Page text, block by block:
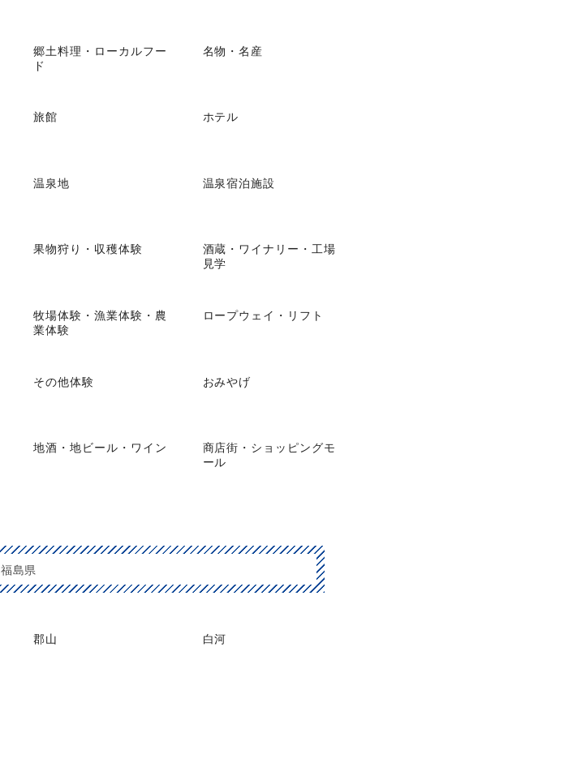
郷土料理・ローカルフー
ド
名物・名産
旅館 ホテル
温泉地 温泉宿泊施設
果物狩り・収穫体験
酒蔵・ワイナリー・工場
見学
牧場体験・漁業体験・農
業体験
ロープウェイ・リフト
その他体験 おみやげ
地酒・地ビール・ワイン
商店街・ショッピングモ
ール
福島県
郡山 白河